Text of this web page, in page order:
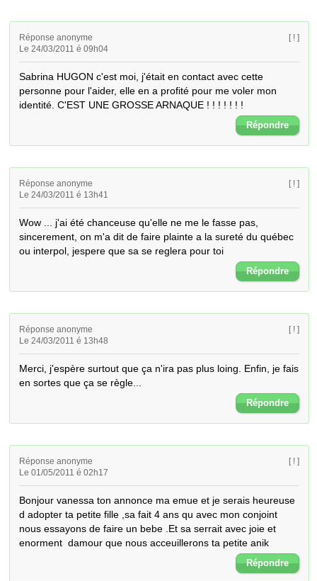
Réponse anonyme
Le 24/03/2011 é 09h04
[ ! ]
Sabrina HUGON c'est moi, j'était en contact avec cette
personne pour l'aider, elle en a profité pour me voler mon
identité. C'EST UNE GROSSE ARNAQUE ! ! ! ! ! ! !
Répondre
Réponse anonyme
Le 24/03/2011 é 13h41
[ ! ]
Wow ... j'ai été chanceuse qu'elle ne me le fasse pas,
sincerement, on m'a dit de faire plainte a la sureté du québec
ou interpol, jespere que sa se reglera pour toi
Répondre
Réponse anonyme
Le 24/03/2011 é 13h48
[ ! ]
Merci, j'espère surtout que ça n'ira pas plus loing. Enfin, je fais
en sortes que ça se règle...
Répondre
Réponse anonyme
Le 01/05/2011 é 02h17
[ ! ]
Bonjour vanessa ton annonce ma emue et je serais heureuse
d adopter ta petite fille ,sa fait 4 ans qu avec mon conjoint
nous essayons de faire un bebe .Et sa serrait avec joie et
enorment  damour que nous acceuillerons ta petite anik
Répondre